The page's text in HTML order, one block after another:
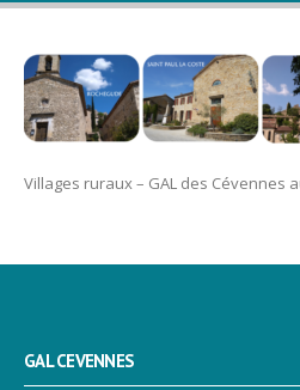
Villages ruraux – GAL des Cévennes
GAL CEVENNES